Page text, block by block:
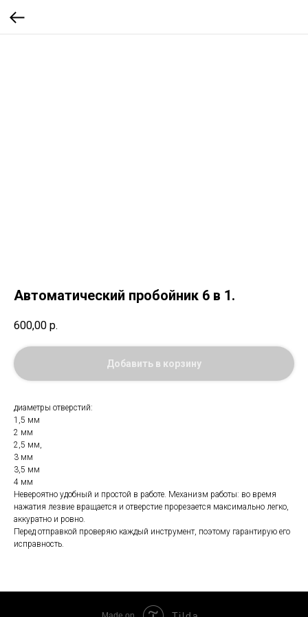
Автоматический пробойник 6 в 1.
600,00 р.
Добавить в корзину
диаметры отверстий:
1,5 мм
2 мм
2,5 мм,
3 мм
3,5 мм
4 мм
Невероятно удобный и простой в работе. Механизм работы: во время
нажатия лезвие вращается и отверстие прорезается максимально легко,
аккуратно и ровно.
Перед отправкой проверяю каждый инструмент, поэтому гарантирую его
исправность.